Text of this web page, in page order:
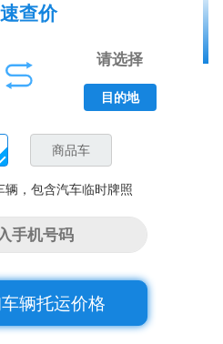
查价
目的地
商品车
辆，包含汽车临时牌照
辆托运价格